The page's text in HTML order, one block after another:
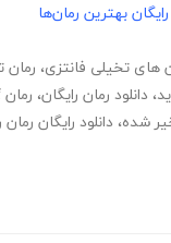
رایگان بهترین رمان‌ها
های تخیلی فانتزی، رمان
، دانلود رمان رایگان، رمان pdf
شده، دانلود رایگان